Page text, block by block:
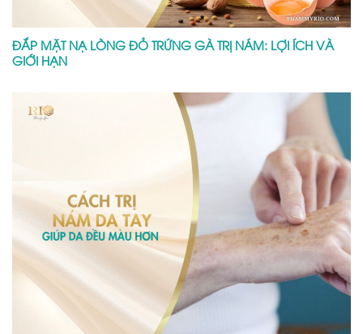
ĐẮP MẶT NẠ LÒNG ĐỎ TRỨNG GÀ TRỊ NÁM: LỢI ÍCH VÀ
GIỚI HẠN